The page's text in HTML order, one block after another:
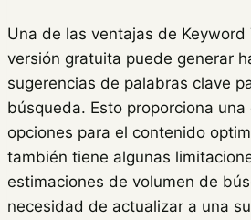
Una de las ventajas de Keyword
versión gratuita puede generar
sugerencias de palabras clave
búsqueda. Esto proporciona
opciones para el contenido
también tiene algunas
estimaciones de volumen de
necesidad de actualizar a una